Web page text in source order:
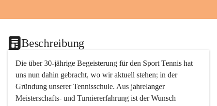
Beschreibung
Die über 30-jährige Begeisterung für den Sport Tennis hat
uns nun dahin gebracht, wo wir aktuell stehen; in der
Gründung unserer Tennisschule. Aus jahrelanger
Meisterschafts- und Turniererfahrung ist der Wunsch